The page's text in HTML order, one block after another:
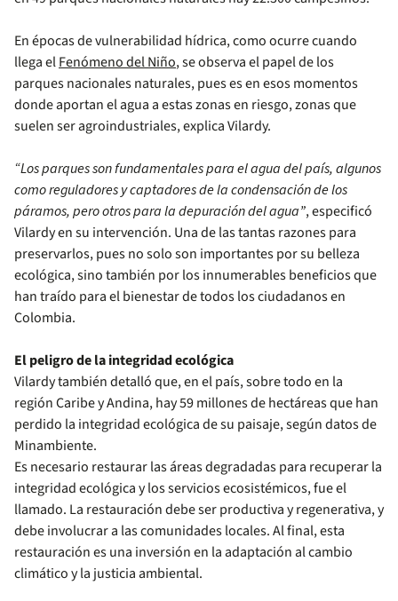
En épocas de vulnerabilidad hídrica, como ocurre cuando
llega elFenómeno del Niño, se observa el papel de los
parques nacionales naturales, pues es en esos momentos
donde aportan el agua a estas zonas en riesgo, zonas que
suelen ser agroindustriales, explica Vilardy.
“Los parques son fundamentales para el agua del país, algunos
como reguladores y captadores de la condensación de los
páramos, pero otros para la depuración del agua”, especificó
Vilardy en su intervención. Una de las tantas razones para
preservarlos, pues no solo son importantes por su belleza
ecológica, sino también por los innumerables beneficios que
han traído para el bienestar de todos los ciudadanos en
Colombia.
El peligro de la integridad ecológica
Vilardy también detalló que, en el país, sobre todo en la
región Caribe y Andina, hay 59 millones de hectáreas que han
perdido la integridad ecológica de su paisaje, según datos de
Minambiente.
Es necesario restaurar las áreas degradadas para recuperar la
integridad ecológica y los servicios ecosistémicos, fue el
llamado. La restauración debe ser productiva y regenerativa, y
debe involucrar a las comunidades locales. Al final, esta
restauración es una inversión en la adaptación al cambio
climático y la justicia ambiental.